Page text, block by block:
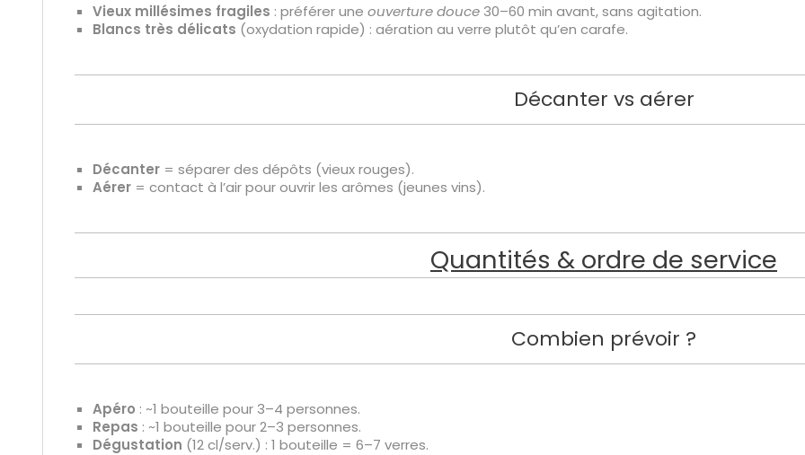
Vieux millésimes fragiles : préférer une ouverture douce 30–60 min avant, sans agitation.
Blancs très délicats (oxydation rapide) : aération au verre plutôt qu’en carafe.
Décanter vs aérer
Décanter = séparer des dépôts (vieux rouges).
Aérer = contact à l’air pour ouvrir les arômes (jeunes vins).
Quantités & ordre de service
Combien prévoir ?
Apéro : ~1 bouteille pour 3–4 personnes.
Repas : ~1 bouteille pour 2–3 personnes.
Dégustation (12 cl/serv.) : 1 bouteille = 6–7 verres.